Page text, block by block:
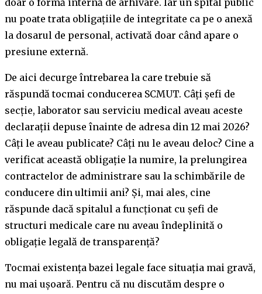
doar o formă internă de arhivare. Iar un spital public
nu poate trata obligațiile de integritate ca pe o anexă
la dosarul de personal, activată doar când apare o
presiune externă.
De aici decurge întrebarea la care trebuie să
răspundă tocmai conducerea SCMUT. Câți șefi de
secție, laborator sau serviciu medical aveau aceste
declarații depuse înainte de adresa din 12 mai 2026?
Câți le aveau publicate? Câți nu le aveau deloc? Cine a
verificat această obligație la numire, la prelungirea
contractelor de administrare sau la schimbările de
conducere din ultimii ani? Și, mai ales, cine
răspunde dacă spitalul a funcționat cu șefi de
structuri medicale care nu aveau îndeplinită o
obligație legală de transparență?
Tocmai existența bazei legale face situația mai gravă,
nu mai ușoară. Pentru că nu discutăm despre o